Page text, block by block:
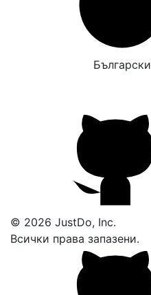
Български
© 2026 JustDo, Inc.
Всички права запазени.